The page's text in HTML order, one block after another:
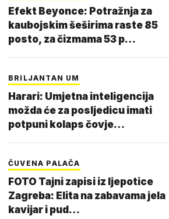
Efekt Beyonce: Potražnja za
kaubojskim šeširima raste 85
posto, za čizmama 53 p…
BRILJANTAN UM
Harari: Umjetna inteligencija
možda će za posljedicu imati
potpuni kolaps čovje…
ČUVENA PALAČA
FOTO Tajni zapisi iz ljepotice
Zagreba: Elita na zabavama jela
kavijar i pud…